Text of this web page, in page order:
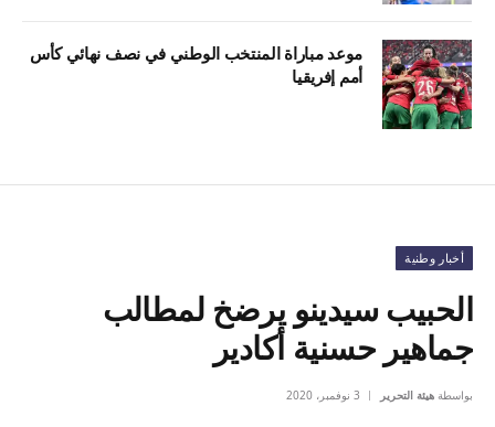
موعد مباراة المنتخب الوطني في نصف نهائي كأس
أمم إفريقيا
أخبار وطنية
الحبيب سيدينو يرضخ لمطالب
جماهير حسنية أكادير
بواسطة هيئة التحرير 3 نوفمبر، 2020